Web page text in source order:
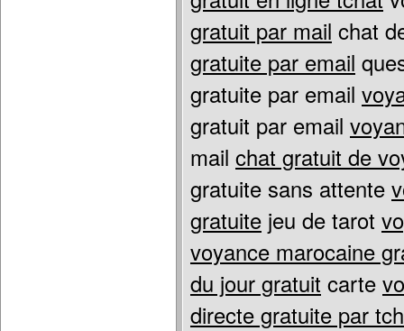
gratuit par mail chat
gratuite par email
gratuite par email
gratuit par email
mail chat gratuit de
gratuite sans attente
gratuite jeu de tarot
voyance marocaine
du jour gratuit carte
directe gratuite par